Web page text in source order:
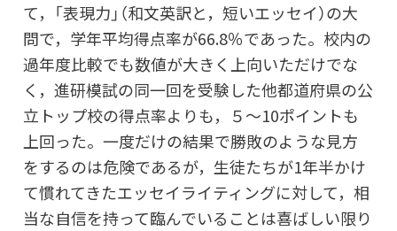
て，「表現力」（和文英訳と，短いエッセイ）の大
問で，学年平均得点率が66.8％であった。校内の
過年度比較でも数値が大きく上向いただけでな
く，進研模試の同一回を受験した他都道府県の公
立トップ校の得点率よりも，５～10ポイントも
上回った。一度だけの結果で勝敗のような見方
をするのは危険であるが，生徒たちが1年半かけ
て慣れてきたエッセイライティングに対して，相
当な自信を持って臨んでいることは喜ばしい限り